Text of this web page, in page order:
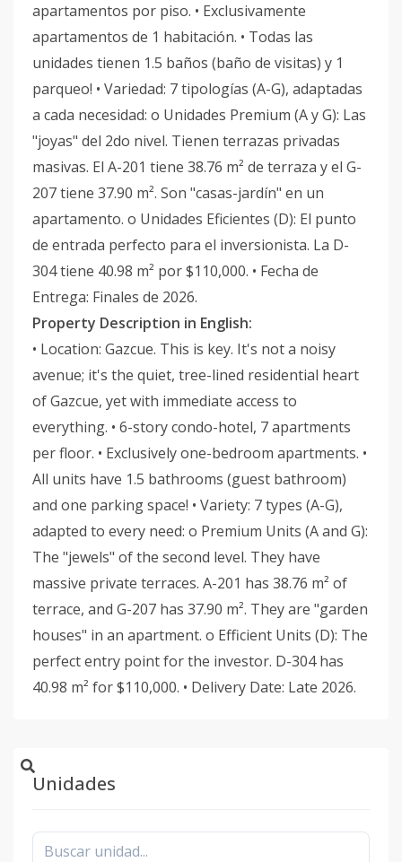
apartamentos por piso. • Exclusivamente
apartamentos de 1 habitación. • Todas las
unidades tienen 1.5 baños (baño de visitas) y 1
parqueo! • Variedad: 7 tipologías (A-G), adaptadas
a cada necesidad: o Unidades Premium (A y G): Las
"joyas" del 2do nivel. Tienen terrazas privadas
masivas. El A-201 tiene 38.76 m² de terraza y el G-
207 tiene 37.90 m². Son "casas-jardín" en un
apartamento. o Unidades Eficientes (D): El punto
de entrada perfecto para el inversionista. La D-
304 tiene 40.98 m² por $110,000. • Fecha de
Entrega: Finales de 2026.
Property Description in English:
• Location: Gazcue. This is key. It's not a noisy
avenue; it's the quiet, tree-lined residential heart
of Gazcue, yet with immediate access to
everything. • 6-story condo-hotel, 7 apartments
per floor. • Exclusively one-bedroom apartments. •
All units have 1.5 bathrooms (guest bathroom)
and one parking space! • Variety: 7 types (A-G),
adapted to every need: o Premium Units (A and G):
The "jewels" of the second level. They have
massive private terraces. A-201 has 38.76 m² of
terrace, and G-207 has 37.90 m². They are "garden
houses" in an apartment. o Efficient Units (D): The
perfect entry point for the investor. D-304 has
40.98 m² for $110,000. • Delivery Date: Late 2026.
Unidades